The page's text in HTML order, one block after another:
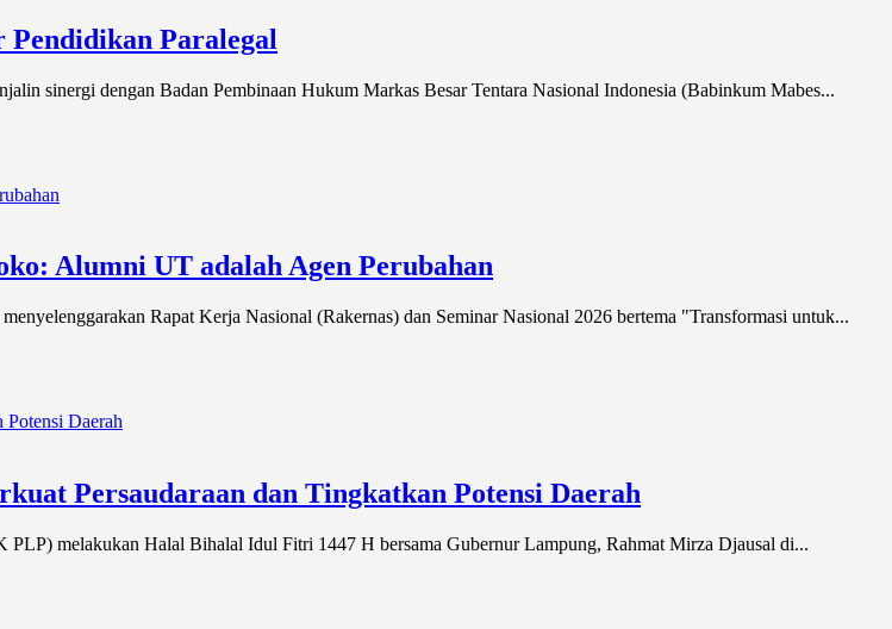
Paralegal
sinergi dengan Badan Pembinaan Hukum Markas Besar Tentara Nasional Indonesia (Babinkum Mabes...
Alumni UT adalah Agen Perubahan
Rapat Kerja Nasional (Rakernas) dan Seminar Nasional 2026 bertema "Transformasi untuk...
Persaudaraan dan Tingkatkan Potensi Daerah
melakukan Halal Bihalal Idul Fitri 1447 H bersama Gubernur Lampung, Rahmat Mirza Djausal di...